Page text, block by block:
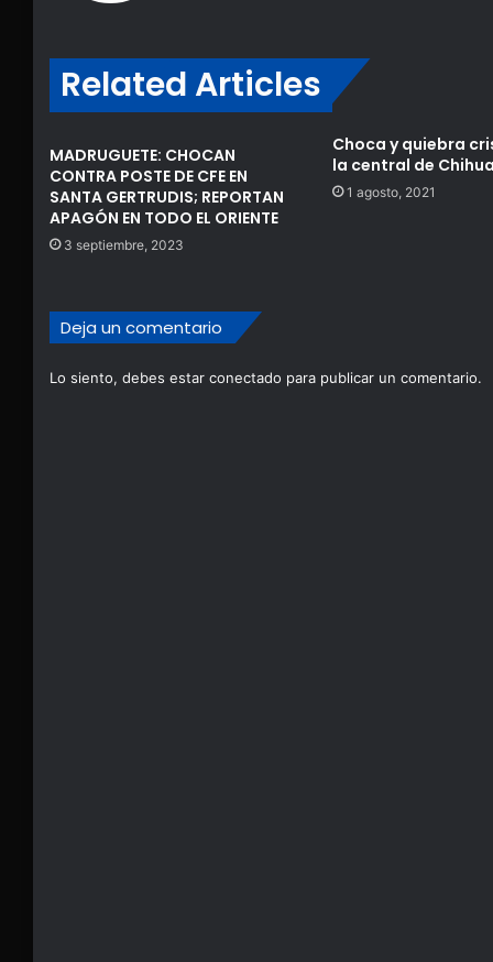
Related Articles
MADRUGUETE: CHOCAN
CONTRA POSTE DE CFE EN
SANTA GERTRUDIS; REPORTAN
APAGÓN EN TODO EL ORIENTE
3 septiembre, 2023
Choca y quiebra
la central de
1 agosto, 2021
Deja un comentario
Lo siento, debes estar conectado para publicar un comentario.